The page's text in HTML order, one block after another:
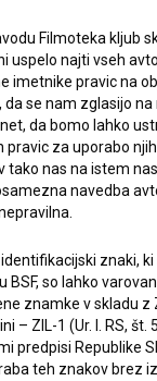
podatke
Filmoteka kljub
uspelo najti vseh
imetnike pravic na
se nam zglasijo na
da bomo lahko
pravic za uporabo
tako nas na istem
navedba
znaki,
BSF, so lahko
znamke v skladu z
– ZIL-1 (Ur. l. RS, št.
predpisi Republike
teh znakov brez